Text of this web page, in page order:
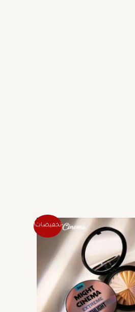
تخفيضات!
السعر
الأصلي
السعر
الحالي
هو:
140 ج.م.